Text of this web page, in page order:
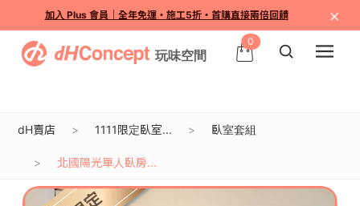
加入 Plus 會員｜全年免運・施工5折・首購直接兩倍回饋 ×
0
dH賣店 1111限定臥室... 臥室套組
北國陽光單人臥房...